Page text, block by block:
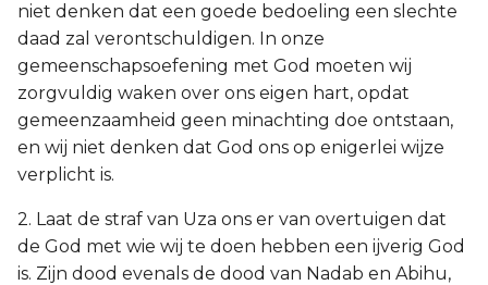
niet denken dat een goede bedoeling een slechte
daad zal verontschuldigen. In onze
gemeenschapsoefening met God moeten wij
zorgvuldig waken over ons eigen hart, opdat
gemeenzaamheid geen minachting doe ontstaan,
en wij niet denken dat God ons op enigerlei wijze
verplicht is.
2. Laat de straf van Uza ons er van overtuigen dat
de God met wie wij te doen hebben een ijverig God
is. Zijn dood evenals de dood van Nadab en Abihu,